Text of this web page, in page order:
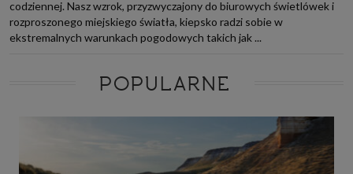
codziennej. Nasz wzrok, przyzwyczajony do biurowych świetlówek i
rozproszonego miejskiego światła, kiepsko radzi sobie w
ekstremalnych warunkach pogodowych takich jak ...
POPULARNE